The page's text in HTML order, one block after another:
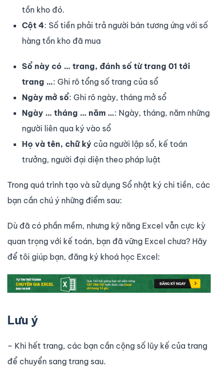
tồn kho đó.
Cột 4: Số tiền phải trả người bán tương ứng với số
hàng tồn kho đã mua
Sổ này có … trang, đánh số từ trang 01 tới
trang …: Ghi rõ tổng số trang của sổ
Ngày mở sổ: Ghi rõ ngày, tháng mở sổ
Ngày … tháng … năm …: Ngày, tháng, năm những
người liên qua ký vào sổ
Họ và tên, chữ ký của người lập sổ, kế toán
trưởng, người đại diện theo pháp luật
Trong quá trình tạo và sử dụng Sổ nhật ký chi tiền, các
bạn cần chú ý những điểm sau:
Dù đã có phần mềm, nhưng kỹ năng Excel vẫn cực kỳ
quan trọng với kế toán, bạn đã vững Excel chưa? Hãy
để tôi giúp bạn, đăng ký khoá học Excel:
Lưu ý
– Khi hết trang, các bạn cần cộng số lũy kế của trang
để chuyển sang trang sau.